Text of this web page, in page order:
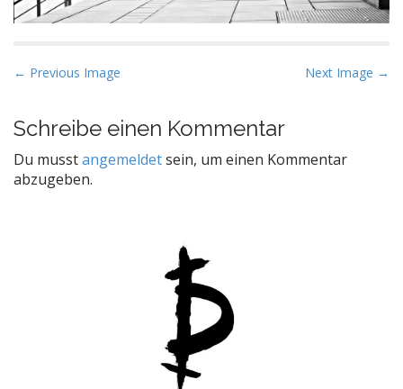
P
s
t
n
a
← Previous Image Next Image →
Schreibe einen Kommentar
Du musstangemeldetsein, um einen Kommentar
abzugeben.